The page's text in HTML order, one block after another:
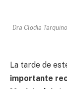
Dra Clodia
La tarde de
importante